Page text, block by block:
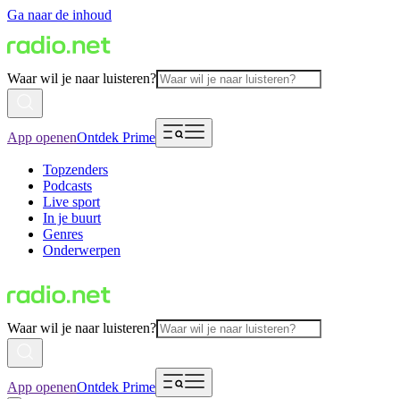
Ga naar de inhoud
Waar wil je naar luisteren?
App openenOntdek Prime
Topzenders
Podcasts
Live sport
In je buurt
Genres
Onderwerpen
Waar wil je naar luisteren?
App openenOntdek Prime